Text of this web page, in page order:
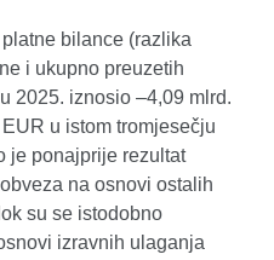
bilance (razlika
i ukupno preuzetih
2025. iznosio –4,09 mlrd.
u istom tromjesečju
je ponajprije rezultat
na osnovi ostalih
su se istodobno
izravnih ulaganja